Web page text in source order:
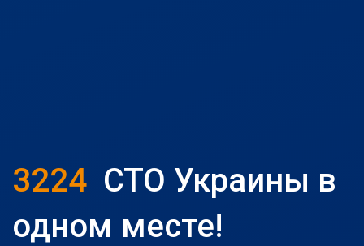
3224 СТО Украины в
одном месте!